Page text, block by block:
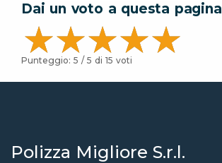
Dai un voto a questa pagina
Punteggio: 5 / 5 di 15 voti
Polizza Migliore S.r.l.